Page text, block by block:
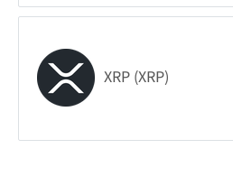
XRP (XRP)